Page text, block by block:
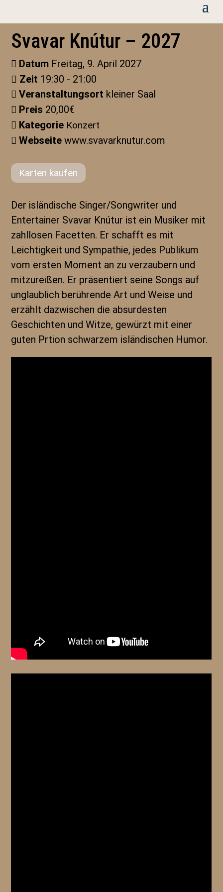
Svavar Knútur – 2027
Datum Freitag, 9. April 2027
Zeit 19:30 - 21:00
Veranstaltungsort kleiner Saal
Preis 20,00€
Kategorie Konzert
Webseitewww.svavarknutur.com
Karten kaufen
Der isländische Singer/Songwriter und
Entertainer Svavar Knútur ist ein Musiker mit
zahllosen Facetten. Er schafft es mit
Leichtigkeit und Sympathie, jedes Publikum
vom ersten Moment an zu verzaubern und
mitzureißen. Er präsentiert seine Songs auf
unglaublich berührende Art und Weise und
erzählt dazwischen die absurdesten
Geschichten und Witze, gewürzt mit einer
guten Prtion schwarzem isländischen Humor.